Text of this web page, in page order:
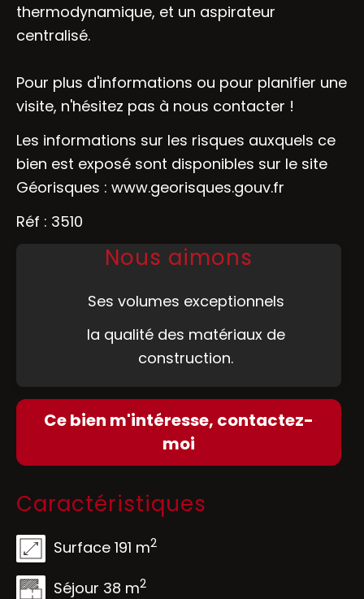
thermodynamique, et un aspirateur
centralisé.
Pour plus d'informations ou pour planifier une
visite, n'hésitez pas à nous contacter !
Les informations sur les risques auxquels ce
bien est exposé sont disponibles sur le site
Géorisques : www.georisques.gouv.fr
Réf : 3510
Nous aimons
Ses volumes exceptionnels
la qualité des matériaux de
construction.
Ce bien m'intéresse, contactez-
moi
Caractéristiques
Surface 191 m2
Séjour 38 m2